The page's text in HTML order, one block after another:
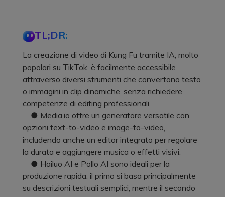
TL;DR:
La creazione di video di Kung Fu tramite IA, molto
popolari su TikTok, è facilmente accessibile
attraverso diversi strumenti che convertono testo
o immagini in clip dinamiche, senza richiedere
competenze di editing professionali.
● Media.io offre un generatore versatile con
opzioni text-to-video e image-to-video,
includendo anche un editor integrato per regolare
la durata e aggiungere musica o effetti visivi.
● Hailuo AI e Pollo AI sono ideali per la
produzione rapida: il primo si basa principalmente
su descrizioni testuali semplici, mentre il secondo